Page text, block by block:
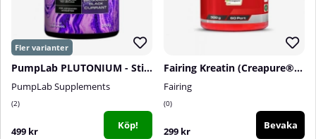
PumpLab PLUTONIUM - Stim Free PWO, 550 g
PumpLab Supplements
2
499 kr Köp!
Fairing Kreatin (Creapure®), 300 g
Fairing
0
299 kr Bevaka